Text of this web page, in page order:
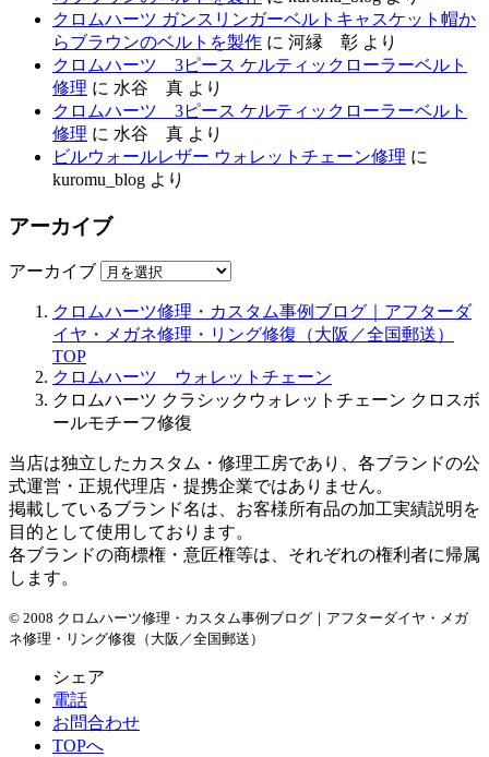
クロムハーツ ガンスリンガーベルトキャスケット帽か
らブラウンのベルトを製作 に 河縁 彰 より
クロムハーツ 3ピース ケルティックローラーベルト
修理 に 水谷 真 より
クロムハーツ 3ピース ケルティックローラーベルト
修理 に 水谷 真 より
ビルウォールレザー ウォレットチェーン修理 に
kuromu_blog より
アーカイブ
アーカイブ
クロムハーツ修理・カスタム事例ブログ｜アフターダ
イヤ・メガネ修理・リング修復（大阪／全国郵送）
TOP
クロムハーツ ウォレットチェーン
クロムハーツ クラシックウォレットチェーン クロスボ
ールモチーフ修復
当店は独立したカスタム・修理工房であり、各ブランドの公
式運営・正規代理店・提携企業ではありません。
掲載しているブランド名は、お客様所有品の加工実績説明を
目的として使用しております。
各ブランドの商標権・意匠権等は、それぞれの権利者に帰属
します。
© 2008 クロムハーツ修理・カスタム事例ブログ｜アフターダイヤ・メガ
ネ修理・リング修復（大阪／全国郵送）
シェア
電話
お問合わせ
TOPへ